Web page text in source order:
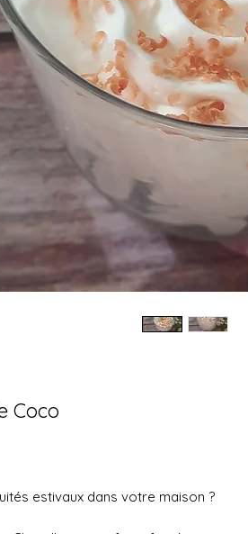
Coco
estivaux dans votre maison ?